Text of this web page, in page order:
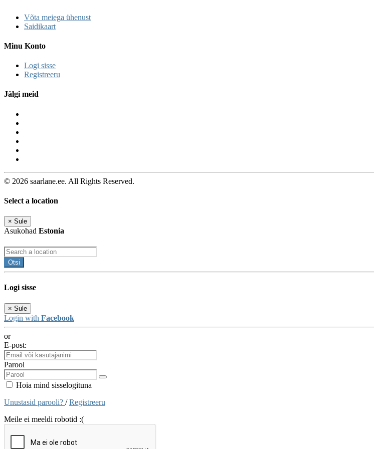
Võta meiega ühenust
Saidikaart
Minu Konto
Logi sisse
Registreeru
Jälgi meid
© 2026 saarlane.ee. All Rights Reserved.
Select a location
× Sule
Asukohad Estonia
Otsi
Logi sisse
× Sule
Login with Facebook
or
E-post:
Parool
Hoia mind sisselogituna
Unustasid parooli? /Registreeru
Meile ei meeldi robotid :(